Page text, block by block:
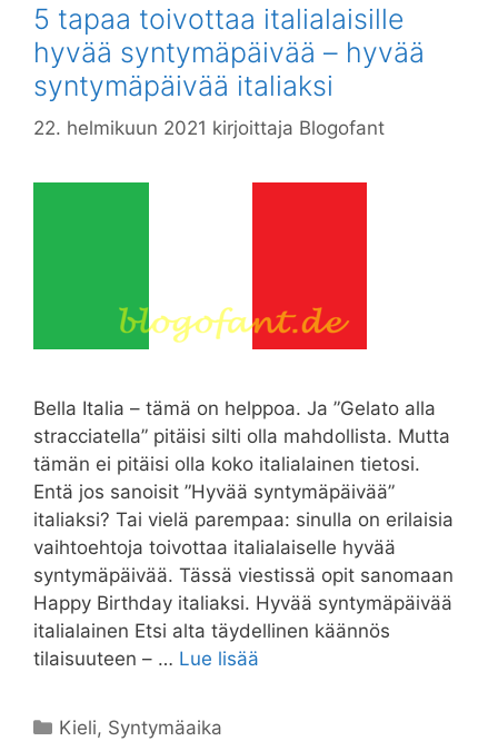
5 tapaa toivottaa italialaisille
hyvää syntymäpäivää – hyvää
syntymäpäivää italiaksi
22. helmikuun 2021 kirjoittaja Blogofant
Bella Italia – tämä on helppoa. Ja ”Gelato alla
stracciatella” pitäisi silti olla mahdollista. Mutta
tämän ei pitäisi olla koko italialainen tietosi.
Entä jos sanoisit ”Hyvää syntymäpäivää”
italiaksi? Tai vielä parempaa: sinulla on erilaisia ​​
vaihtoehtoja toivottaa italialaiselle hyvää
syntymäpäivää. Tässä viestissä opit sanomaan
Happy Birthday italiaksi. Hyvää syntymäpäivää
italialainen Etsi alta täydellinen käännös
tilaisuuteen – … Lue lisää
Kategoriat
Kieli, Syntymäaika